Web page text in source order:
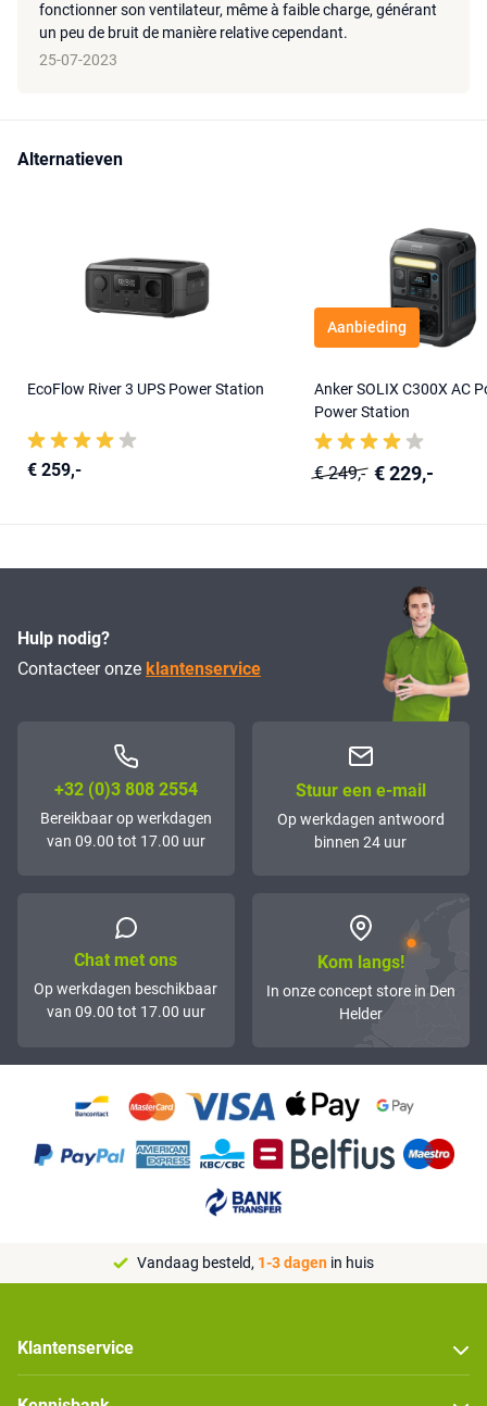
fonctionner son ventilateur, même à faible charge, générant
un peu de bruit de manière relative cependant.
25-07-2023
Alternatieven
EcoFlow River 3 UPS Power Station
€ 259,-
Aanbieding
Anker SOLIX C300X AC
Power Station
€ 249,- € 229,-
Hulp nodig?
Contacteer onze klantenservice
+32 (0)3 808 2554
Bereikbaar op werkdagen
van 09.00 tot 17.00 uur
Stuur een e-mail
Op werkdagen antwoord
binnen 24 uur
Chat met ons
Op werkdagen beschikbaar
van 09.00 tot 17.00 uur
Kom langs!
In onze concept store in Den
Helder
Vandaag besteld, 1-3 dagen in huis
Klantenservice